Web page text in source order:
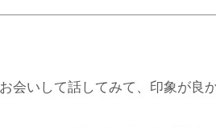
会いして話してみて、印象が良